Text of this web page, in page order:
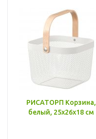
РИСАТОРП Корзина,
белый, 25x26x18 см